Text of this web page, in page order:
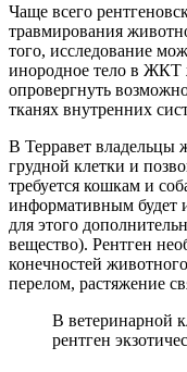
Чаще всего
травмирования
того, исследование
инородное тело в ЖКТ
опровергнуть
тканях внутренних
В Терравет владельцы
грудной клетки и
требуется кошкам и
информативным будет
для этого
вещество). Рентген
конечностей
перелом, растяжение
В ветеринарной
рентген